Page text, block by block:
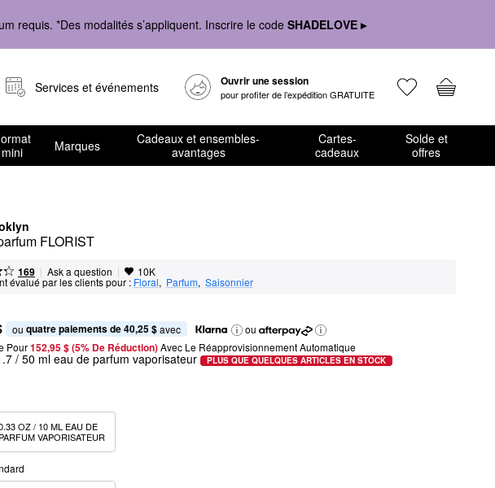
requis. *Des modalités s’appliquent. Inscrire le code SHADELOVE ▸
Services et événements Ouvrir une session
pour profiter de l’expédition GRATUITE
mini
Marques
Cadeaux et ensembles-
avantages
Cartes-
cadeaux
Solde et
offres
FLORIST
169 | Ask a question | 10K
évalué par les clients pour : Floral, Parfum, Saisonnier
ou quatre paiements de 40,25 $ avec
ou
Pour152,95 $ (5% De Réduction) Avec Le Réapprovisionnement Automatique
/ 50 ml eau de parfum vaporisateur PLUS QUE QUELQUES ARTICLES EN STOCK
OZ / 10 ML EAU DE
PARFUM VAPORISATEUR